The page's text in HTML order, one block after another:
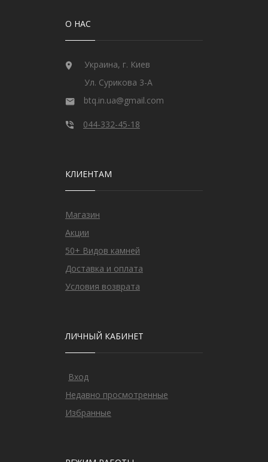
О НАС
Украина, г. Киев
Ул. Сурикова 3-А
btq.in.ua@gmail.com
044-332-45-18
КЛИЕНТАМ
Магазин
Акции
50+ Видов камней
Доставка и оплата
Условия возврата
ЛИЧНЫЙ КАБИНЕТ
Вход
Недавно просмотренные
Избранные